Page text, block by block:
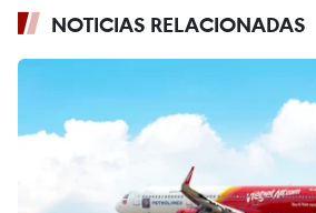
NOTICIAS RELACIONADAS